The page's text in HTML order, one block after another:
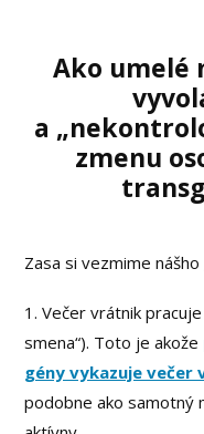
Ako umelé
a
zmenu
Zasa si vezmime nášho
1. Večer vrátnik
smena“). Toto je akože
gény vykazuje
podobne ako samotný